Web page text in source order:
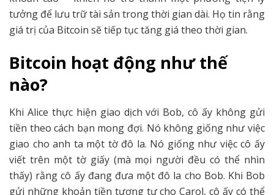
tưởng để lưu trữ tài sản trong thời gian dài. Họ tin rằng
giá trị của Bitcoin sẽ tiếp tục tăng giá theo thời gian.
Bitcoin hoạt động như thế
nào?
Khi Alice thực hiện giao dịch với Bob, cô ấy không gửi
tiền theo cách bạn mong đợi. Nó không giống như việc
giao cho anh ta một tờ đô la. Nó giống như việc cô ấy
viết trên một tờ giấy (mà mọi người đều có thể nhìn
thấy) rằng cô ấy đang đưa một đô la cho Bob. Khi Bob
gửi những khoản tiền tương tự cho Carol, cô ấy có thể